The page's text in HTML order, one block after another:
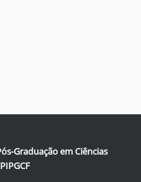
Graduação em Ciências